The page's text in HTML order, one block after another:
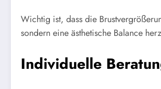
Wichtig ist, dass die
sondern eine ästhetische Balance
Individuelle